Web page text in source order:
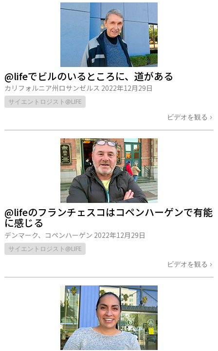
@lifeでビルのいるところに、道がある
カリフォルニア州ロサンゼルス 2022年12月29日
サイエントロジスト@LIFE
ビデオを観る
@lifeのフランチェスコはコペンハーゲンで有能
に感じる
デンマーク、コペンハーゲン 2022年12月29日
サイエントロジスト@LIFE
ビデオを観る